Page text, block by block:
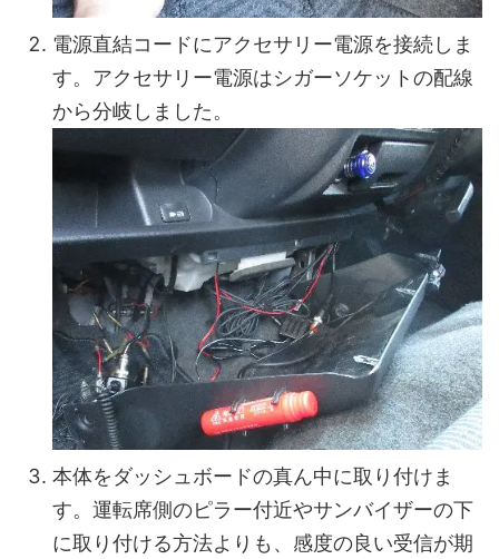
電源直結コードにアクセサリー電源を接続しま
す。アクセサリー電源はシガーソケットの配線
から分岐しました。
本体をダッシュボードの真ん中に取り付けま
す。運転席側のピラー付近やサンバイザーの下
に取り付ける方法よりも、感度の良い受信が期